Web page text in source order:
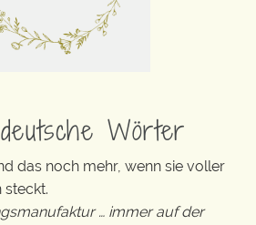
Wörter
das noch mehr, wenn sie voller
steckt.
… immer auf der